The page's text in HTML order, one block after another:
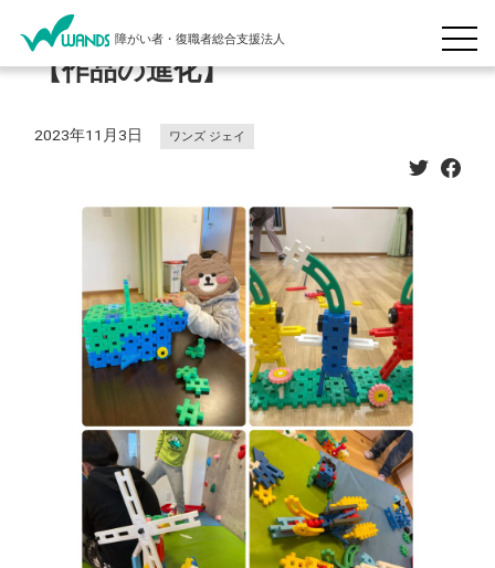
障がい者・復職者総合支援法人
【作品の進化】
2023年11月3日 ワンズ ジェイ